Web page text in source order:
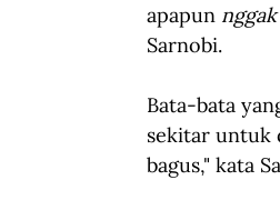
apapun nggak
Sarnobi.
Bata-bata
sekitar untuk
bagus," kata